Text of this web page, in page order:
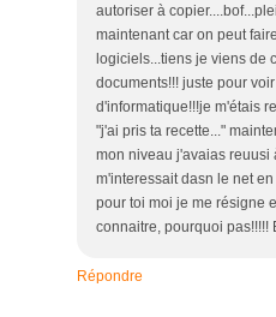
autoriser à
maintenant car on peut
logiciels...tiens je viens de
documents!!! juste pour
d'informatique!!!je m'étais
"j'ai pris ta recette..."
mon niveau j'avaias reuusi
m'interessait dasn le net
pour toi moi je me résigne
connaitre, pourquoi pas!!!!!
Répondre